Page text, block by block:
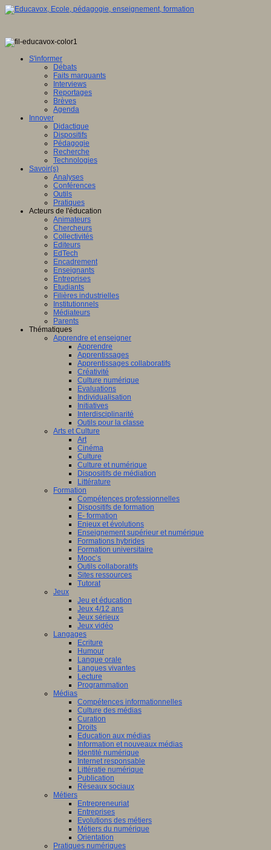
S'informer
Débats
Faits marquants
Interviews
Reportages
Brèves
Agenda
Innover
Didactique
Dispositifs
Pédagogie
Recherche
Technologies
Savoir(s)
Analyses
Conférences
Outils
Pratiques
Acteurs de l'éducation
Animateurs
Chercheurs
Collectivités
Editeurs
EdTech
Encadrement
Enseignants
Entreprises
Etudiants
Filières industrielles
Institutionnels
Médiateurs
Parents
Thématiques
Apprendre et enseigner
Apprendre
Apprentissages
Apprentissages collaboratifs
Créativité
Culture numérique
Evaluations
Individualisation
Initiatives
Interdisciplinarité
Outils pour la classe
Arts et Culture
Art
Cinéma
Culture
Culture et numérique
Dispositifs de médiation
Littérature
Formation
Compétences professionnelles
Dispositifs de formation
E- formation
Enjeux et évolutions
Enseignement supérieur et numérique
Formations hybrides
Formation universitaire
Mooc’s
Outils collaboratifs
Sites ressources
Tutorat
Jeux
Jeu et éducation
Jeux 4/12 ans
Jeux sérieux
Jeux vidéo
Langages
Ecriture
Humour
Langue orale
Langues vivantes
Lecture
Programmation
Médias
Compétences informationnelles
Culture des médias
Curation
Droits
Education aux médias
Information et nouveaux médias
Identité numérique
Internet responsable
Littératie numérique
Publication
Réseaux sociaux
Métiers
Entrepreneuriat
Entreprises
Evolutions des métiers
Métiers du numérique
Orientation
Pratiques numériques